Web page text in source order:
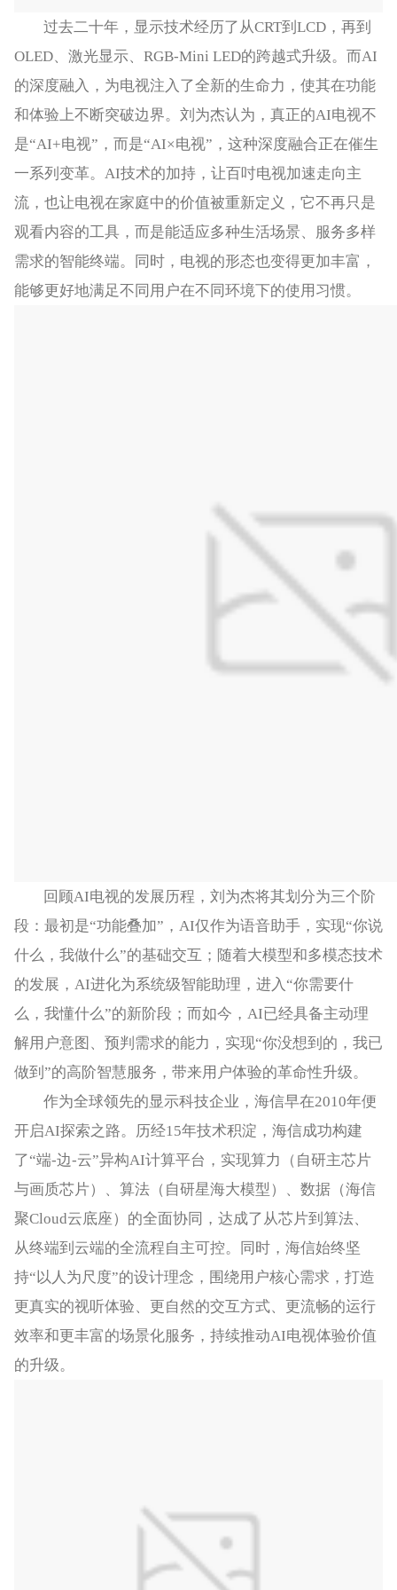
过去二十年，显示技术经历了从CRT到LCD，再到
OLED、激光显示、RGB-Mini LED的跨越式升级。而AI
的深度融入，为电视注入了全新的生命力，使其在功能
和体验上不断突破边界。刘为杰认为，真正的AI电视不
是“AI+电视”，而是“AI×电视”，这种深度融合正在催生
一系列变革。AI技术的加持，让百吋电视加速走向主
流，也让电视在家庭中的价值被重新定义，它不再只是
观看内容的工具，而是能适应多种生活场景、服务多样
需求的智能终端。同时，电视的形态也变得更加丰富，
能够更好地满足不同用户在不同环境下的使用习惯。
回顾AI电视的发展历程，刘为杰将其划分为三个阶
段：最初是“功能叠加”，AI仅作为语音助手，实现“你说
什么，我做什么”的基础交互；随着大模型和多模态技术
的发展，AI进化为系统级智能助理，进入“你需要什
么，我懂什么”的新阶段；而如今，AI已经具备主动理
解用户意图、预判需求的能力，实现“你没想到的，我已
做到”的高阶智慧服务，带来用户体验的革命性升级。
作为全球领先的显示科技企业，海信早在2010年便
开启AI探索之路。历经15年技术积淀，海信成功构建
了“端-边-云”异构AI计算平台，实现算力（自研主芯片
与画质芯片）、算法（自研星海大模型）、数据（海信
聚Cloud云底座）的全面协同，达成了从芯片到算法、
从终端到云端的全流程自主可控。同时，海信始终坚
持“以人为尺度”的设计理念，围绕用户核心需求，打造
更真实的视听体验、更自然的交互方式、更流畅的运行
效率和更丰富的场景化服务，持续推动AI电视体验价值
的升级。